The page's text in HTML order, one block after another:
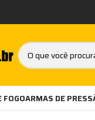
FOGOARMAS DE